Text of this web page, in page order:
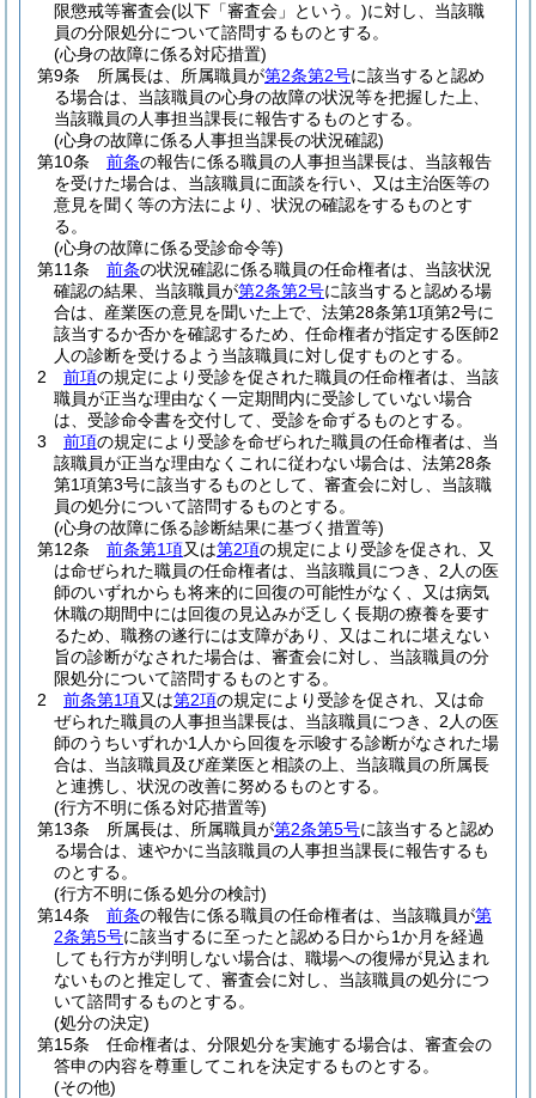
限懲戒等審査会(以下「審査会」という。)に対し、当該職
員の分限処分について諮問するものとする。
(心身の故障に係る対応措置)
第9条
所属長は、所属職員が第2条第2号に該当すると認め
る場合は、当該職員の心身の故障の状況等を把握した上、
当該職員の人事担当課長に報告するものとする。
(心身の故障に係る人事担当課長の状況確認)
第10条
前条の報告に係る職員の人事担当課長は、当該報告
を受けた場合は、当該職員に面談を行い、又は主治医等の
意見を聞く等の方法により、状況の確認をするものとす
る。
(心身の故障に係る受診命令等)
第11条
前条の状況確認に係る職員の任命権者は、当該状況
確認の結果、当該職員が第2条第2号に該当すると認める場
合は、産業医の意見を聞いた上で、法第28条第1項第2号に
該当するか否かを確認するため、任命権者が指定する医師2
人の診断を受けるよう当該職員に対し促すものとする。
2
前項の規定により受診を促された職員の任命権者は、当該
職員が正当な理由なく一定期間内に受診していない場合
は、受診命令書を交付して、受診を命ずるものとする。
3
前項の規定により受診を命ぜられた職員の任命権者は、当
該職員が正当な理由なくこれに従わない場合は、法第28条
第1項第3号に該当するものとして、審査会に対し、当該職
員の処分について諮問するものとする。
(心身の故障に係る診断結果に基づく措置等)
第12条
前条第1項又は第2項の規定により受診を促され、又
は命ぜられた職員の任命権者は、当該職員につき、2人の医
師のいずれからも将来的に回復の可能性がなく、又は病気
休職の期間中には回復の見込みが乏しく長期の療養を要す
るため、職務の遂行には支障があり、又はこれに堪えない
旨の診断がなされた場合は、審査会に対し、当該職員の分
限処分について諮問するものとする。
2
前条第1項又は第2項の規定により受診を促され、又は命
ぜられた職員の人事担当課長は、当該職員につき、2人の医
師のうちいずれか1人から回復を示唆する診断がなされた場
合は、当該職員及び産業医と相談の上、当該職員の所属長
と連携し、状況の改善に努めるものとする。
(行方不明に係る対応措置等)
第13条
所属長は、所属職員が第2条第5号に該当すると認め
る場合は、速やかに当該職員の人事担当課長に報告するも
のとする。
(行方不明に係る処分の検討)
第14条
前条の報告に係る職員の任命権者は、当該職員が第
2条第5号に該当するに至ったと認める日から1か月を経過
しても行方が判明しない場合は、職場への復帰が見込まれ
ないものと推定して、審査会に対し、当該職員の処分につ
いて諮問するものとする。
(処分の決定)
第15条
任命権者は、分限処分を実施する場合は、審査会の
答申の内容を尊重してこれを決定するものとする。
(その他)